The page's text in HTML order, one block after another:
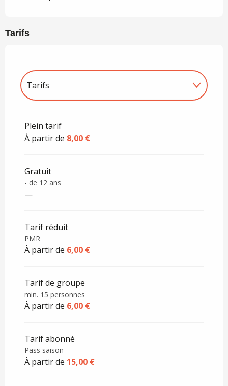
Tarifs
Tarifs
Plein tarif
À partir de 8,00 €
Gratuit
- de 12 ans
—
Tarif réduit
PMR
À partir de 6,00 €
Tarif de groupe
min. 15 personnes
À partir de 6,00 €
Tarif abonné
Pass saison
À partir de 15,00 €